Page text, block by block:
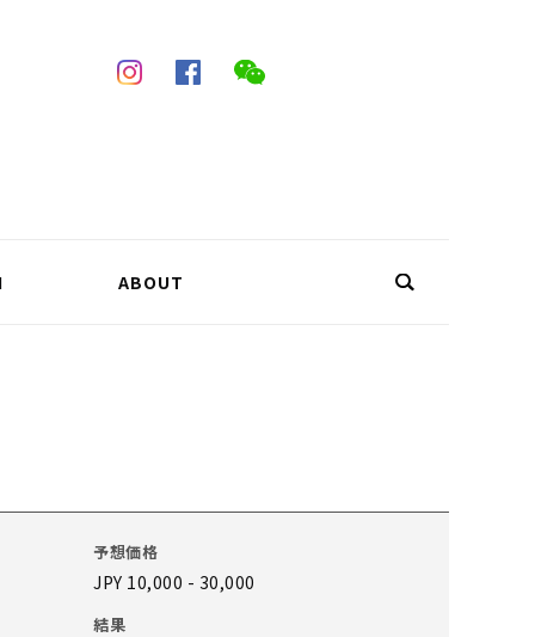
ABOUT
予想価格
JPY 10,000 - 30,000
結果